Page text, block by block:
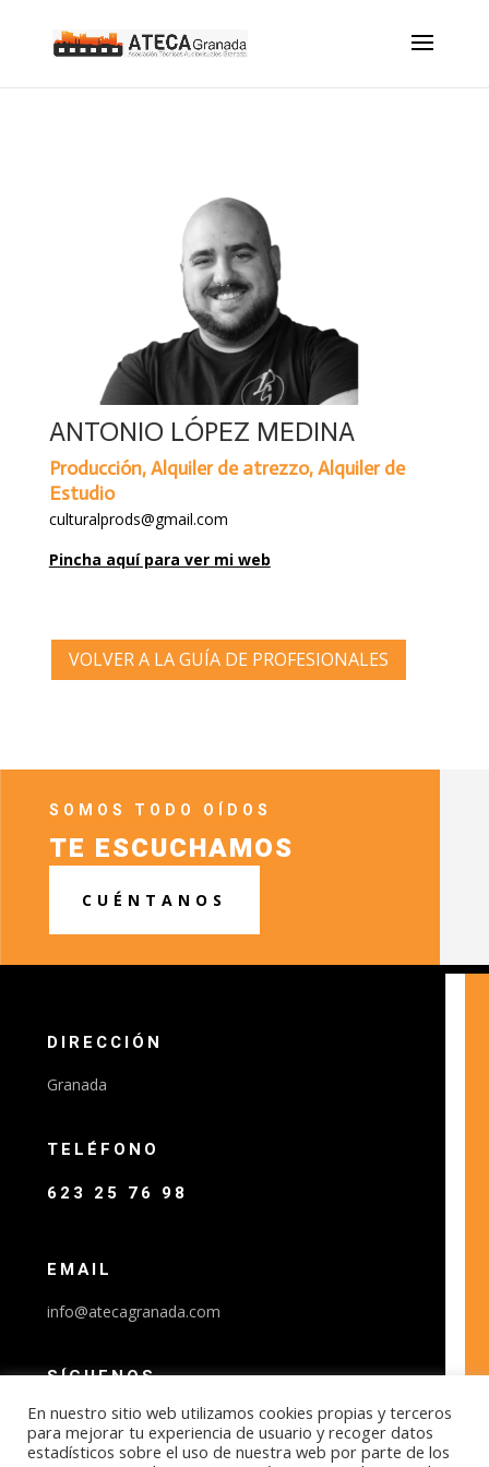
ANTONIO LÓPEZ MEDINA
Producción, Alquiler de atrezzo, Alquiler de
Estudio
culturalprods@gmail.com
Pincha aquí para ver mi web
VOLVER A LA GUÍA DE PROFESIONALES
SOMOS TODO OÍDOS
TE ESCUCHAMOS
CUÉNTANOS
DIRECCIÓN
Granada
TELÉFONO
623 25 76 98
EMAIL
info@atecagranada.com
SÍGUENOS
En nuestro sitio web utilizamos cookies propias y terceros
para mejorar tu experiencia de usuario y recoger datos
estadísticos sobre el uso de nuestra web por parte de los